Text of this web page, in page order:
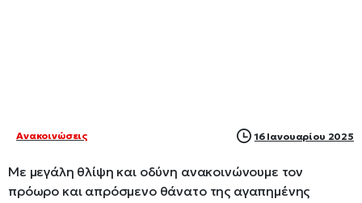
Ανακοινώσεις 16 Ιανουαρίου 2025
Με μεγάλη θλίψη και οδύνη ανακοινώνουμε τον
πρόωρο και απρόσμενο θάνατο της αγαπημένης